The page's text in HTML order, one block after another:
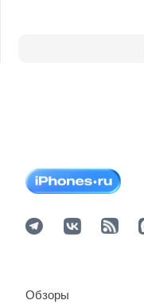
Обзоры